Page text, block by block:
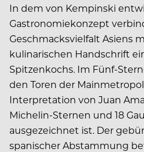
In dem von Kempinski
Gastronomiekonzept
Geschmacksvielfalt Asiens
kulinarischen Handschrift
Spitzenkochs. Im Fünf-
den Toren der
Interpretation von Juan
Michelin-Sternen und 18
ausgezeichnet ist. Der
spanischer Abstammung